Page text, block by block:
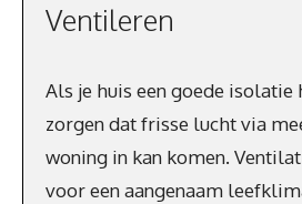
Ventileren
Als je huis een goede isolatie
zorgen dat frisse lucht via
woning in kan komen.
voor een aangenaam